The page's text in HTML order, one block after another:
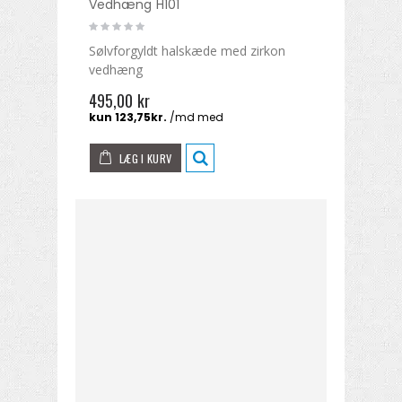
Vedhæng H101
Sølvforgyldt halskæde med zirkon
vedhæng
495,00 kr
LÆG I KURV